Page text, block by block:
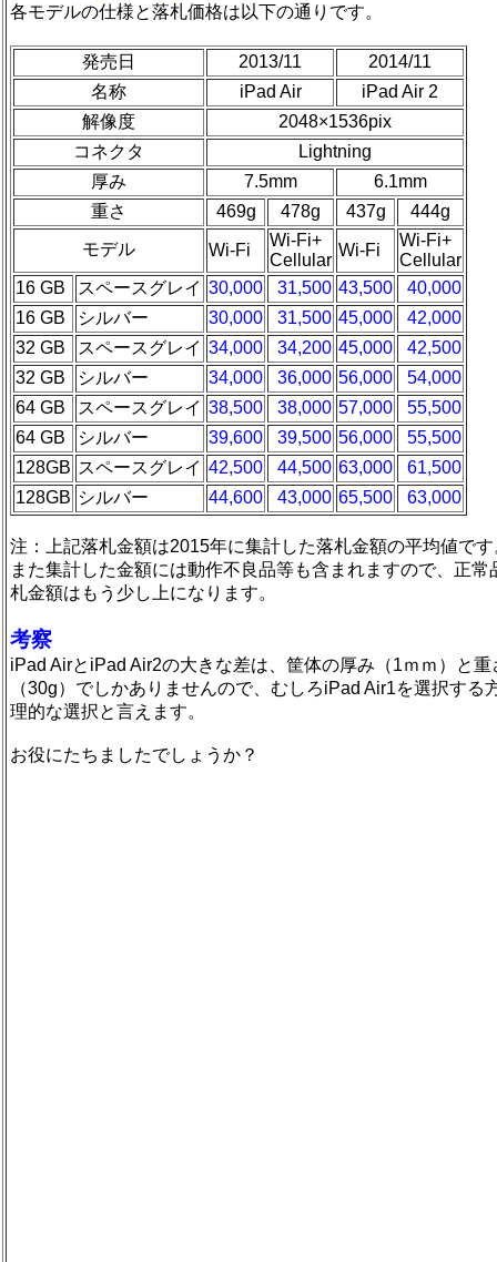
各モデルの仕様と落札価格は以下の通りです。
発売日 2013/11
2014/11
名称
iPad Air
iPad Air 2
解像度
2048×1536pix
コネクタ
Lightning
厚み
7.5mm
6.1mm
重さ
469g 478g 437g
444g
モデル
Wi-Fi
Wi-Fi+
Cellular
Wi-Fi
Wi-Fi+
Cellular
16 GB
スペースグレイ 30,000 31,500 43,500
40,000
16 GB
シルバー 30,000 31,500 45,000
42,000
32 GB
スペースグレイ 34,000 34,200 45,000
42,500
32 GB
シルバー 34,000 36,000 56,000
54,000
64 GB
スペースグレイ 38,500 38,000 57,000
55,500
64 GB
シルバー 39,600 39,500 56,000
55,500
128GB スペースグレイ 42,500 44,500 63,000
61,500
128GB シルバー 44,600 43,000 65,500 63,000
注：上記落札金額は2015年に集計した落札金額の平均値です
また集計した金額には動作不良品等も含まれますので、正常
札金額はもう少し上になります。
考察
iPad AirとiPad Air2の大きな差は、筐体の厚み（1ｍｍ）と重
（30g）でしかありませんので、むしろiPad Air1を選択する
理的な選択と言えます。
お役にたちましたでしょうか？